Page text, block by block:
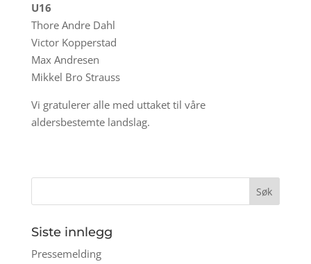
U16
Thore Andre Dahl
Victor Kopperstad
Max Andresen
Mikkel Bro Strauss
Vi gratulerer alle med uttaket til våre
aldersbestemte landslag.
Siste innlegg
Pressemelding